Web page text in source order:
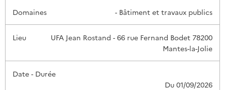
- Bâtiment et travaux publics
UFA Jean Rostand - 66 rue Fernand Bodet 78200
Mantes-la-Jolie
Du 01/09/2026